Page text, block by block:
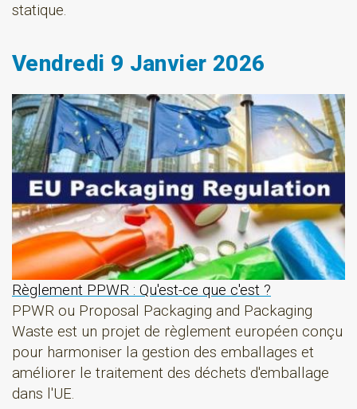
statique.
Vendredi 9 Janvier 2026
Règlement PPWR : Qu'est-ce que c'est ?
PPWR ou Proposal Packaging and Packaging
Waste est un projet de règlement européen conçu
pour harmoniser la gestion des emballages et
améliorer le traitement des déchets d'emballage
dans l'UE.